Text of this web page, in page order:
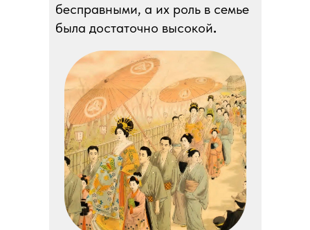
бесправными, а их роль в семье
была достаточно высокой.